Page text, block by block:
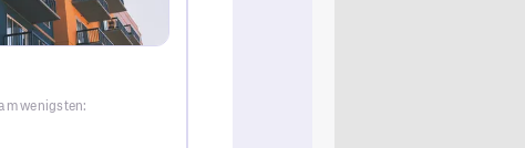
wenigsten: